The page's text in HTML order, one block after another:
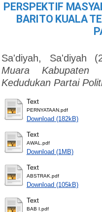
PERSPEKTIF
BARITO KUALA
Sa'diyah, Sa'diyah
Muara Kabupaten
Kedudukan Partai
Text
PERNYATAAN.pdf
Download (182kB)
Text
AWAL.pdf
Download (1MB)
Text
ABSTRAK.pdf
Download (105kB)
Text
BAB I.pdf